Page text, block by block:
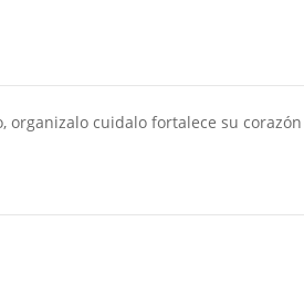
cuidalo fortalece su